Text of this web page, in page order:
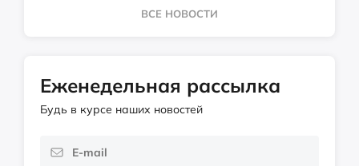
ВСЕ НОВОСТИ
Еженедельная рассылка
Будь в курсе наших новостей